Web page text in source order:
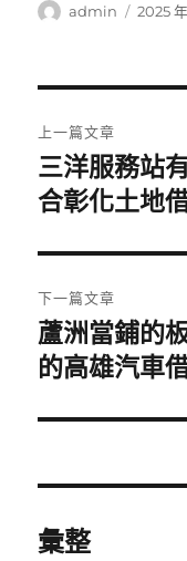
作
admin
發
2025
章
導
覽
上一篇文章
上
一
文
章:
三洋服務站
合彰化土地
下一篇文章
下
一
文
蘆洲當鋪的
的高雄汽車
彙整